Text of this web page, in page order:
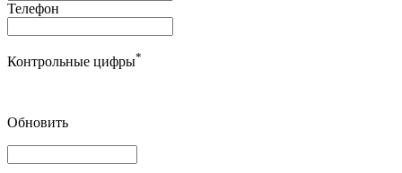
Телефон
Контрольные цифры*
Обновить